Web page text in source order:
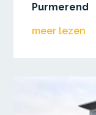
Purmerend
meer lezen